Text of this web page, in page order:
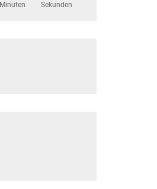
Minuten Sekunden